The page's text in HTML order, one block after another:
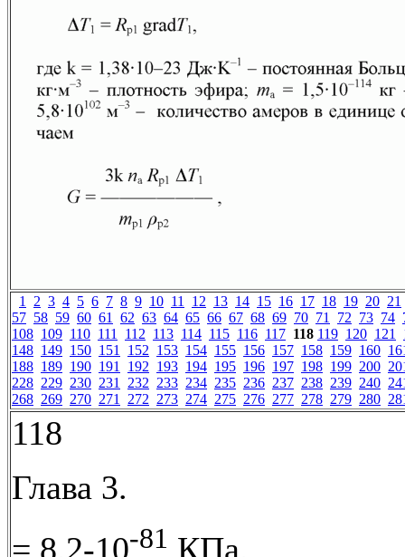
1 2 3 4 5 6 7 8 9 10 11 12 13 14 15 16 17 18 19 20 21
57 58 59 60 61 62 63 64 65 66 67 68 69 70 71 72 73 74
108 109 110 111 112 113 114 115 116 117 118 119 120 121
148 149 150 151 152 153 154 155 156 157 158 159 160
188 189 190 191 192 193 194 195 196 197 198 199 200
228 229 230 231 232 233 234 235 236 237 238 239 240
268 269 270 271 272 273 274 275 276 277 278 279 280
118
Глава 3.
= 8,2-10-81 КПа.